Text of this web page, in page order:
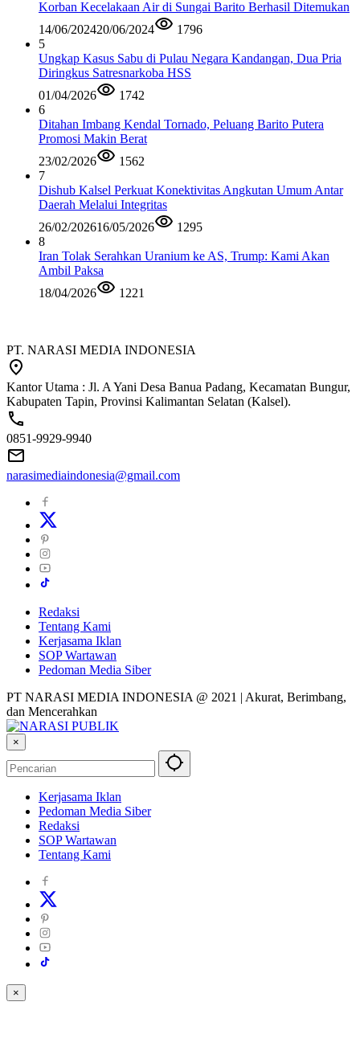
Korban Kecelakaan Air di Sungai Barito Berhasil Ditemukan
14/06/202420/06/2024
1796
5
Ungkap Kasus Sabu di Pulau Negara Kandangan, Dua Pria
Diringkus Satresnarkoba HSS
01/04/2026
1742
6
Ditahan Imbang Kendal Tornado, Peluang Barito Putera
Promosi Makin Berat
23/02/2026
1562
7
Dishub Kalsel Perkuat Konektivitas Angkutan Umum Antar
Daerah Melalui Integritas
26/02/202616/05/2026
1295
8
Iran Tolak Serahkan Uranium ke AS, Trump: Kami Akan
Ambil Paksa
18/04/2026
1221
PT. NARASI MEDIA INDONESIA
Kantor Utama : Jl. A Yani Desa Banua Padang, Kecamatan Bungur,
Kabupaten Tapin, Provinsi Kalimantan Selatan (Kalsel).
0851-9929-9940
narasimediaindonesia@gmail.com
Redaksi
Tentang Kami
Kerjasama Iklan
SOP Wartawan
Pedoman Media Siber
PT NARASI MEDIA INDONESIA @ 2021 | Akurat, Berimbang,
dan Mencerahkan
×
Kerjasama Iklan
Pedoman Media Siber
Redaksi
SOP Wartawan
Tentang Kami
×